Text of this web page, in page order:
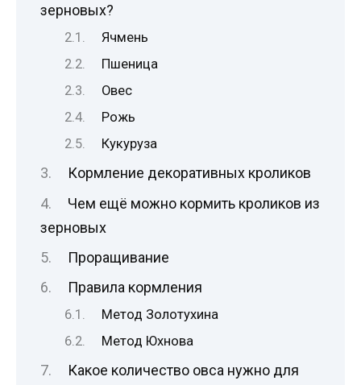
зерновых?
Ячмень
Пшеница
Овес
Рожь
Кукуруза
Кормление декоративных кроликов
Чем ещё можно кормить кроликов из
зерновых
Проращивание
Правила кормления
Метод Золотухина
Метод Юхнова
Какое количество овса нужно для